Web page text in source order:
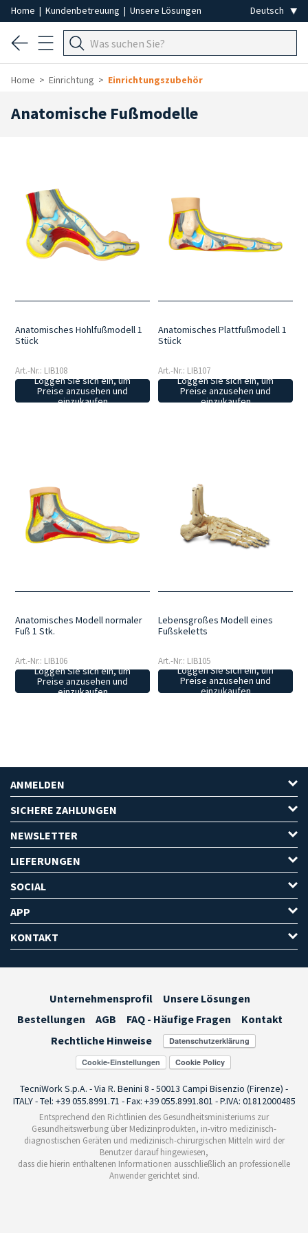
Home | Kundenbetreuung | Unsere Lösungen
Home Einrichtung Einrichtungszubehör
Anatomische Fußmodelle
Anatomisches Hohlfußmodell 1
Stück
Art.-Nr.: LIB108
Loggen Sie sich ein, um
Preise anzusehen und
einzukaufen
Anatomisches Plattfußmodell 1
Stück
Art.-Nr.: LIB107
Loggen Sie sich ein, um
Preise anzusehen und
einzukaufen
Anatomisches Modell normaler
Fuß 1 Stk.
Art.-Nr.: LIB106
Loggen Sie sich ein, um
Preise anzusehen und
einzukaufen
Lebensgroßes Modell eines
Fußskeletts
Art.-Nr.: LIB105
Loggen Sie sich ein, um
Preise anzusehen und
einzukaufen
ANMELDEN
SICHERE ZAHLUNGEN
NEWSLETTER
LIEFERUNGEN
SOCIAL
APP
KONTAKT
Unternehmensprofil
Unsere Lösungen
Bestellungen
AGB FAQ - Häufige Fragen
Kontakt
Rechtliche Hinweise
Cookie-Einstellungen
TecniWork S.p.A. - Via R. Benini 8 - 50013 Campi Bisenzio (Firenze) -
ITALY - Tel: +39 055.8991.71 - Fax: +39 055.8991.801 - P.IVA: 01812000485
Entsprechend den Richtlinien des Gesundheitsministeriums zur
Gesundheitswerbung über Medizinprodukten, in-vitro medizinisch-
diagnostischen Geräten und medizinisch-chirurgischen Mitteln wird der
Benutzer darauf hingewiesen,
dass die hierin enthaltenen Informationen ausschließlich an professionelle
Anwender gerichtet sind.